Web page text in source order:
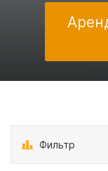
Фильтр